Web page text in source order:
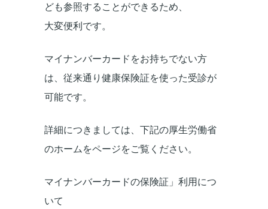
ども参照することができるため、
大変便利です。
マイナンバーカードをお持ちでない方
は、従来通り健康保険証を使った受診が
可能です。
詳細につきましては、下記の厚生労働省
のホームをページをご覧ください。
マイナンバーカードの保険証」利用につ
いて